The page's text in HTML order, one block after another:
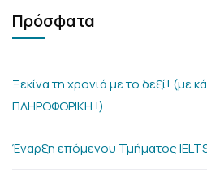
Πρόσφατα
Ξεκίνα τη χρονιά με το δεξί! (με
ΠΛΗΡΟΦΟΡΙΚΗ !)
Έναρξη επόμενου Τμήματος